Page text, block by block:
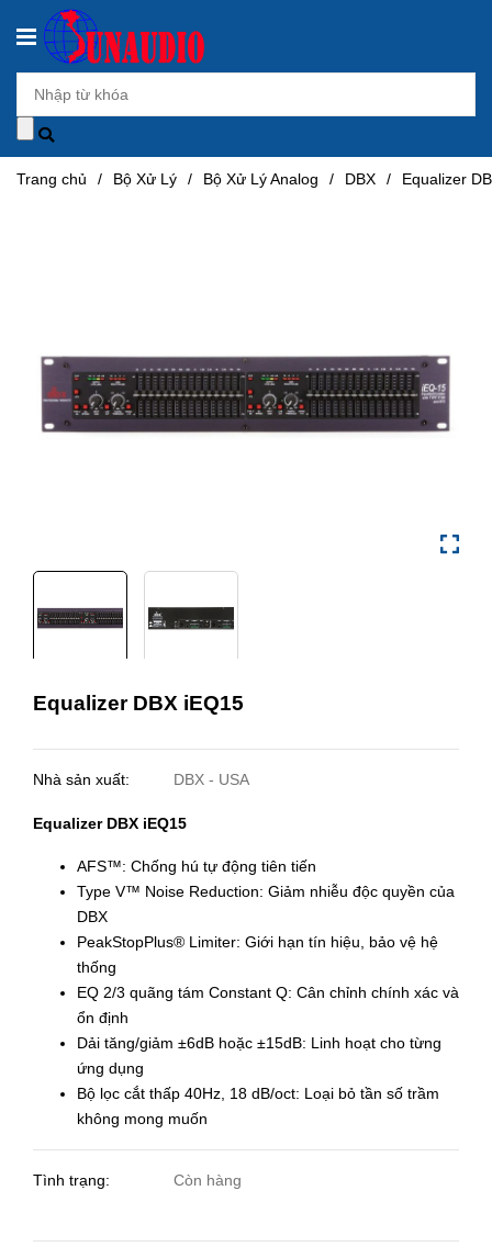
Trang chủ / Bộ Xử Lý / Bộ Xử Lý Analog / DBX / Equalizer
Equalizer DBX iEQ15
Nhà sản xuất: DBX - USA
Equalizer DBX iEQ15
AFS™: Chống hú tự động tiên tiến
Type V™ Noise Reduction: Giảm nhiễu độc quyền của
DBX
PeakStopPlus® Limiter: Giới hạn tín hiệu, bảo vệ hệ
thống
EQ 2/3 quãng tám Constant Q: Cân chỉnh chính xác và
ổn định
Dải tăng/giảm ±6dB hoặc ±15dB: Linh hoạt cho từng
ứng dụng
Bộ lọc cắt thấp 40Hz, 18 dB/oct: Loại bỏ tần số trầm
không mong muốn
Tình trạng: Còn hàng